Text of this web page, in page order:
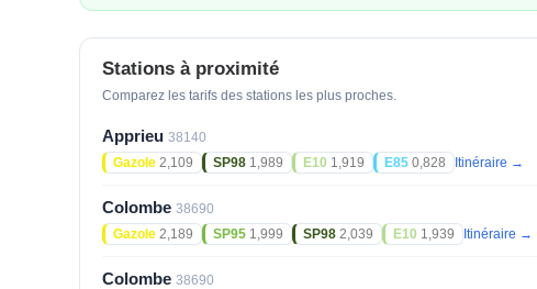
Stations à proximité
Comparez les tarifs des stations les plus proches.
Apprieu 38140
Gazole 2,109 SP98 1,989 E10 1,919 E85 0,828 Itinéraire →
Colombe 38690
Gazole 2,189 SP95 1,999 SP98 2,039 E10 1,939 Itinéraire →
Colombe 38690